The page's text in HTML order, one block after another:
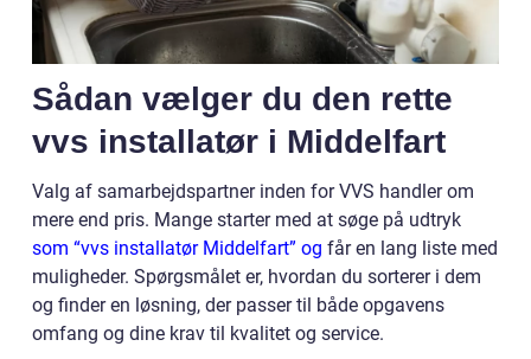
Sådan vælger du den rette
vvs installatør i Middelfart
Valg af samarbejdspartner inden for VVS handler om
mere end pris. Mange starter med at søge på udtryk
som “vvs installatør Middelfart” og får en lang liste med
muligheder. Spørgsmålet er, hvordan du sorterer i dem
og finder en løsning, der passer til både opgavens
omfang og dine krav til kvalitet og service.